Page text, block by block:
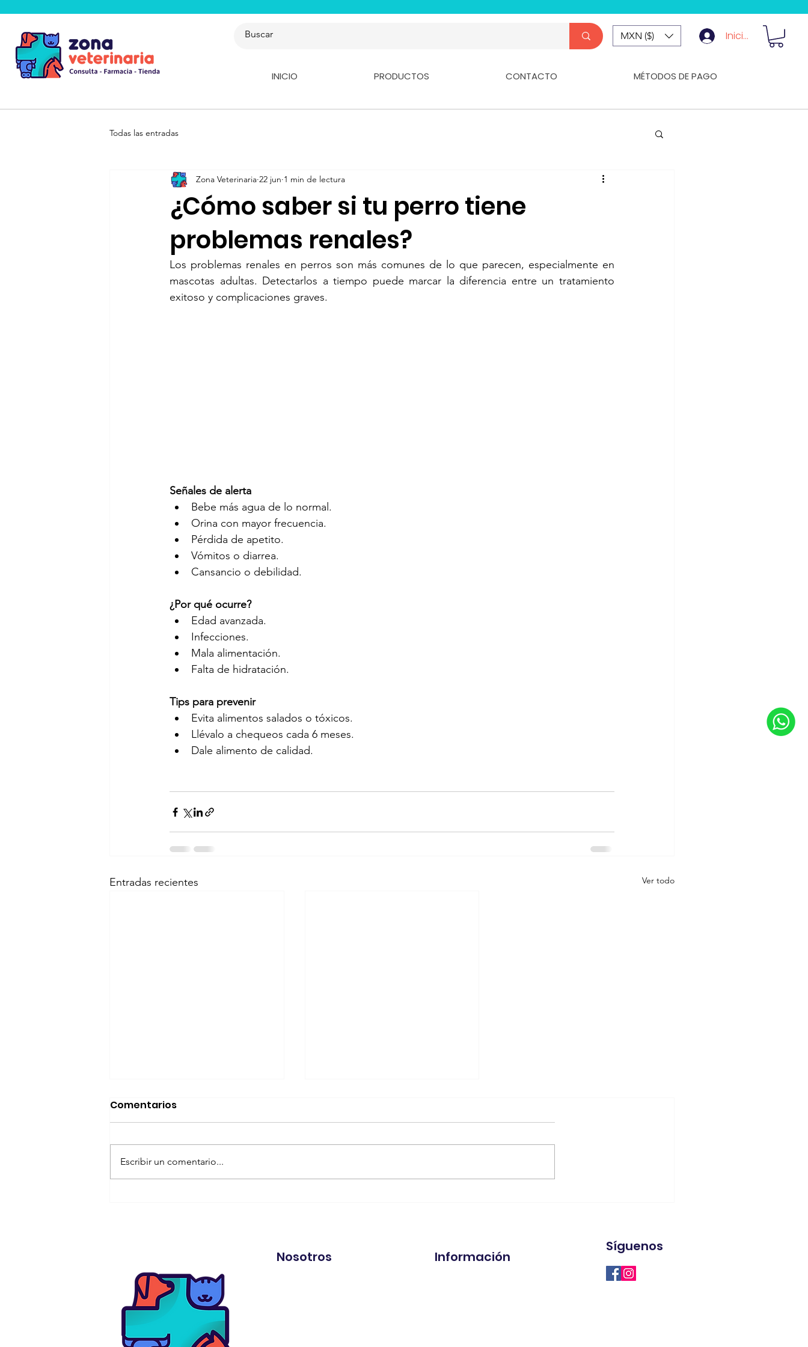
MXN ($) Iniciar Sesión
INICIO PRODUCTOS CONTACTO MÉTODOS DE PAGO
Todas las entradas
¿Cómo saber si tu perro tiene
problemas renales?
Zona Veterinaria 22 jun 1 min de lectura
Los problemas renales en perros son más comunes de lo que parecen, especialmente en
mascotas adultas. Detectarlos a tiempo puede marcar la diferencia entre un tratamiento
exitoso y complicaciones graves.
Señales de alerta
Bebe más agua de lo normal.
Orina con mayor frecuencia.
Pérdida de apetito.
Vómitos o diarrea.
Cansancio o debilidad.
¿Por qué ocurre?
Edad avanzada.
Infecciones.
Mala alimentación.
Falta de hidratación.
Tips para prevenir
Evita alimentos salados o tóxicos.
Llévalo a chequeos cada 6 meses.
Dale alimento de calidad.
Entradas recientes Ver todo
Comentarios
Escribir un comentario...
Nosotros Información
Síguenos